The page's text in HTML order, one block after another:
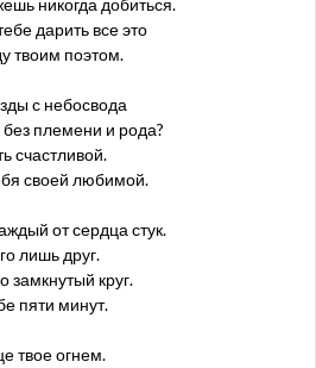
никогда добиться.
дарить все это
твоим поэтом.
с небосвода
племени и рода?
счастливой.
своей любимой.
от сердца стук.
лишь друг.
круг.
пяти минут.
твое огнем.